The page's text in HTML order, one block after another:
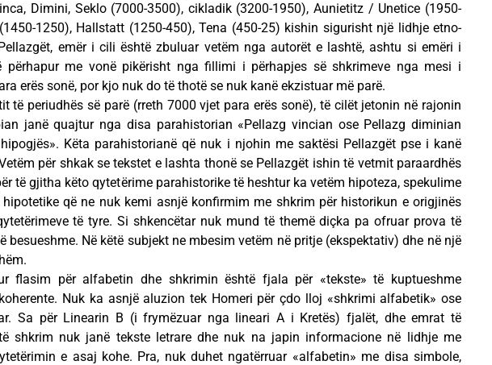
Dimini, Seklo (7000-3500), cikladik (3200-1950), Aunietitz / Unetice (1950-
1250), Hallstatt (1250-450), Tena (450-25) kishin sigurisht një lidhje etno-
emër i cili është zbuluar vetëm nga autorët e lashtë, ashtu si emëri i
përhapur me vonë pikërisht nga fillimi i përhapjes së shkrimeve nga mesi i
erës sonë, por kjo nuk do të thotë se nuk kanë ekzistuar më parë.
të periudhës së parë (rreth 7000 vjet para erës sonë), të cilët jetonin në rajonin
janë quajtur nga disa parahistorian «Pellazg vincian ose Pellazg diminian
Këta parahistorianë që nuk i njohin me saktësi Pellazgët pse i kanë
për shkak se tekstet e lashta thonë se Pellazgët ishin të vetmit paraardhës
të gjitha këto qytetërime parahistorike të heshtur ka vetëm hipoteza, spekulime
që ne nuk kemi asnjë konfirmim me shkrim për historikun e origjinës
të tyre. Si shkencëtar nuk mund të themë diçka pa ofruar prova të
besueshme. Në këtë subjekt ne mbesim vetëm në pritje (ekspektativ) dhe në një
flasim për alfabetin dhe shkrimin është fjala për «tekste» të kuptueshme
Nuk ka asnjë aluzion tek Homeri për çdo lloj «shkrimi alfabetik» ose
Sa për Linearin B (i frymëzuar nga lineari A i Kretës) fjalët, dhe emrat të
shkrim nuk janë tekste letrare dhe nuk na japin informacione në lidhje me
e asaj kohe. Pra, nuk duhet ngatërruar «alfabetin» me disa simbole,